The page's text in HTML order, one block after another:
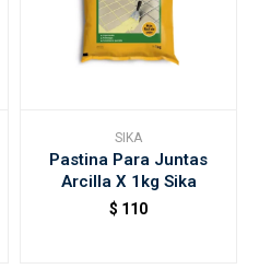
SIKA
Pastina Para Juntas
Arcilla X 1kg Sika
$ 110